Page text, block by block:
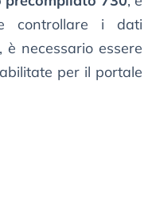
controllare i dati
necessario essere
per il portale